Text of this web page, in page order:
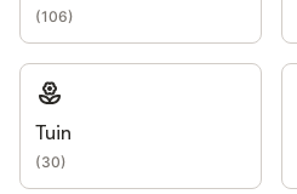
(106)
Tuin
(30)